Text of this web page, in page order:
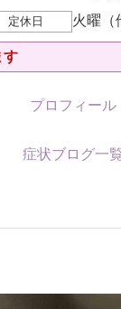
定休日 火曜（
す
プロフィール
症状ブログ一